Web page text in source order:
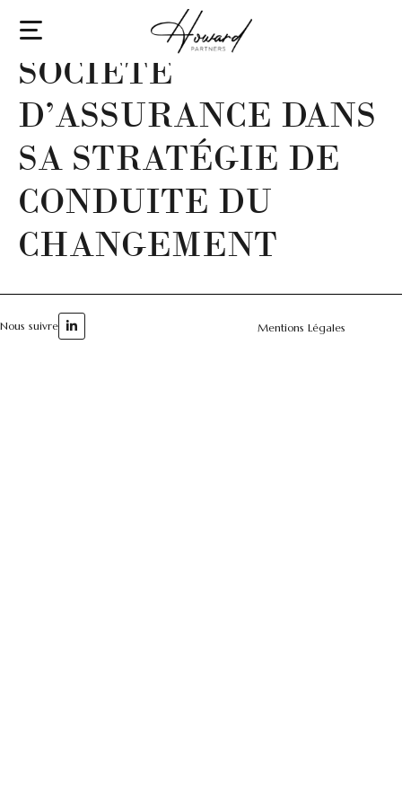
ACCOMPAGNER UNE
SOCIÉTÉ
D’ASSURANCE DANS
SA STRATÉGIE DE
CONDUITE DU
CHANGEMENT
Nous suivre Mentions Légales